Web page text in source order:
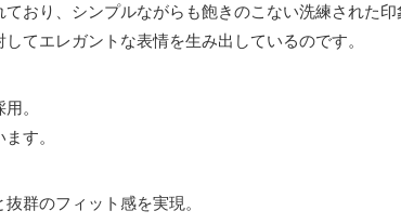
おり、シンプルながらも飽きのこない洗練された印
てエレガントな表情を生み出しているのです。
。
す。
群のフィット感を実現。